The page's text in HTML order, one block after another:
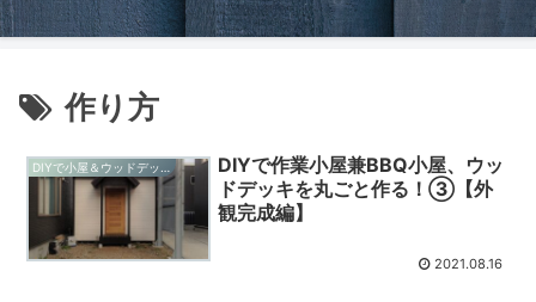
作り方
DIYで作業小屋兼BBQ小屋、ウッ
ドデッキを丸ごと作る！③【外
観完成編】
2021.08.16